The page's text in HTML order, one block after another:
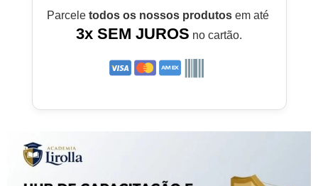
Parcele todos os nossos produtosem até
3x SEM JUROS no cartão.